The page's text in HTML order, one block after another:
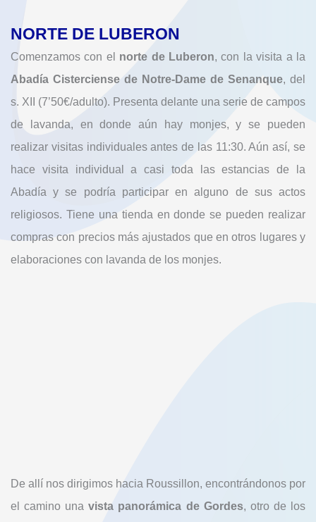
NORTE DE LUBERON
Comenzamos con el norte de Luberon, con la visita a la
Abadía Cisterciense de Notre-Dame de Senanque, del
s. XII (7’50€/adulto). Presenta delante una serie de campos
de lavanda, en donde aún hay monjes, y se pueden
realizar visitas individuales antes de las 11:30. Aún así, se
hace visita individual a casi toda las estancias de la
Abadía y se podría participar en alguno de sus actos
religiosos. Tiene una tienda en donde se pueden realizar
compras con precios más ajustados que en otros lugares y
elaboraciones con lavanda de los monjes.
De allí nos dirigimos hacia Roussillon, encontrándonos por
el camino unavista panorámica de Gordes, otro de los